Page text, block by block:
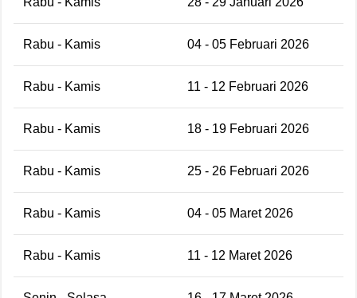
Rabu - Kamis 04 - 05 Februari 2026
Rabu - Kamis 11 - 12 Februari 2026
Rabu - Kamis 18 - 19 Februari 2026
Rabu - Kamis 25 - 26 Februari 2026
Rabu - Kamis 04 - 05 Maret 2026
Rabu - Kamis 11 - 12 Maret 2026